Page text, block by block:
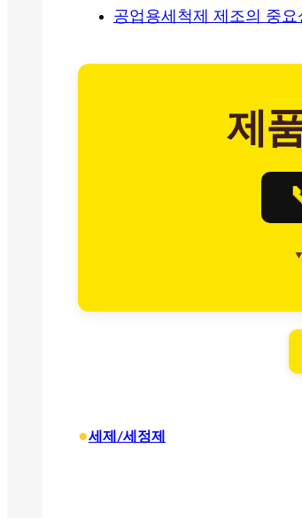
공업용세척제 제조의 중
제
•세제/세정제